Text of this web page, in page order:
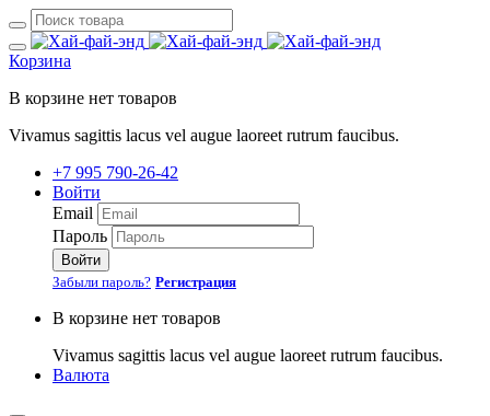
Корзина
В корзине нет товаров
Vivamus sagittis lacus vel augue laoreet rutrum faucibus.
+7 995 790-26-42
Войти
Email
Пароль
Войти
Забыли пароль? Регистрация
В корзине нет товаров
Vivamus sagittis lacus vel augue laoreet rutrum faucibus.
Валюта